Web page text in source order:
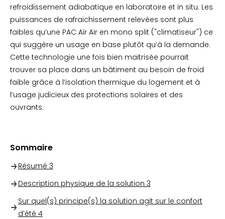
refroidissement adiabatique en laboratoire et in situ. Les
puissances de rafraichissement relevées sont plus
faibles qu’une PAC Air Air en mono split ("climatiseur") ce
qui suggère un usage en base plutôt qu’à la demande.
Cette technologie une fois bien maitrisée pourrait
trouver sa place dans un bâtiment au besoin de froid
faible grâce à l’isolation thermique du logement et à
l’usage judicieux des protections solaires et des
ouvrants.
Sommaire
Résumé 3
Description physique de la solution 3
Sur quel(s) principe(s) la solution agit sur le confort
d’été 4